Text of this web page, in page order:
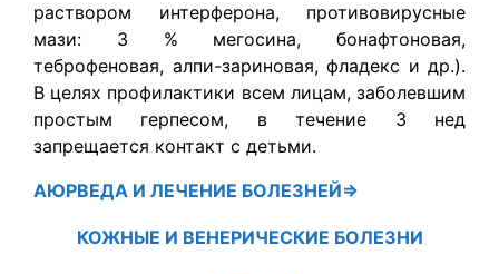
раствором интерферона, противовирусные
мази: 3 % мегосина, бонафтоновая,
теброфеновая, алпи-зариновая, фладекс и др.).
В целях профилактики всем лицам, заболевшим
простым герпесом, в течение 3 нед
запрещается контакт с детьми.
АЮРВЕДА И ЛЕЧЕНИЕ БОЛЕЗНЕЙ⇒
КОЖНЫЕ И ВЕНЕРИЧЕСКИЕ БОЛЕЗНИ